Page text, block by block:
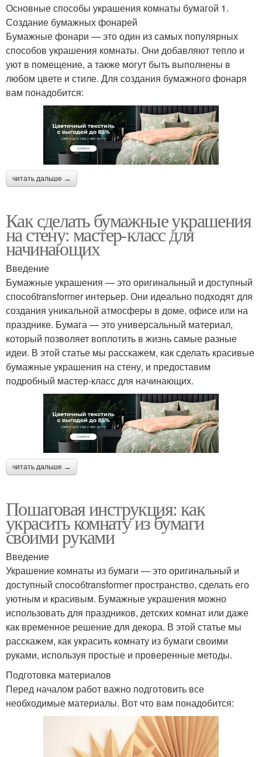
Основные способы украшения комнаты бумагой 1.
Создание бумажных фонарей
Бумажные фонари — это один из самых популярных
способов украшения комнаты. Они добавляют тепло и
уют в помещение, а также могут быть выполнены в
любом цвете и стиле. Для создания бумажного фонаря
вам понадобится:
читать дальше →
Как сделать бумажные украшения
на стену: мастер-класс для
начинающих
Введение
Бумажные украшения — это оригинальный и доступный
способtransformer интерьер. Они идеально подходят для
создания уникальной атмосферы в доме, офисе или на
празднике. Бумага — это универсальный материал,
который позволяет воплотить в жизнь самые разные
идеи. В этой статье мы расскажем, как сделать красивые
бумажные украшения на стену, и предоставим
подробный мастер-класс для начинающих.
читать дальше →
Пошаговая инструкция: как
украсить комнату из бумаги
своими руками
Введение
Украшение комнаты из бумаги — это оригинальный и
доступный способtransformer пространство, сделать его
уютным и красивым. Бумажные украшения можно
использовать для праздников, детских комнат или даже
как временное решение для декора. В этой статье мы
расскажем, как украсить комнату из бумаги своими
руками, используя простые и проверенные методы.
Подготовка материалов
Перед началом работ важно подготовить все
необходимые материалы. Вот что вам понадобится: